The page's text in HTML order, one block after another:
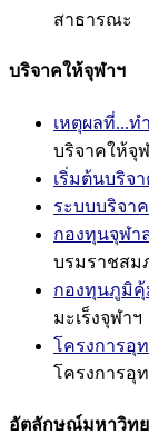
สาธารณะ
บริจาคให้จุฬาฯ
เหตุผลที่...ท
บริจาคให้จุ
เริ่มต้นบริจ
ระบบบริจา
กองทุนจุฬา
บรมราชสม
กองทุนภูมิคุ้
มะเร็งจุฬาฯ
โครงการอุ
โครงการอุ
อัตลักษณ์มหาวิท